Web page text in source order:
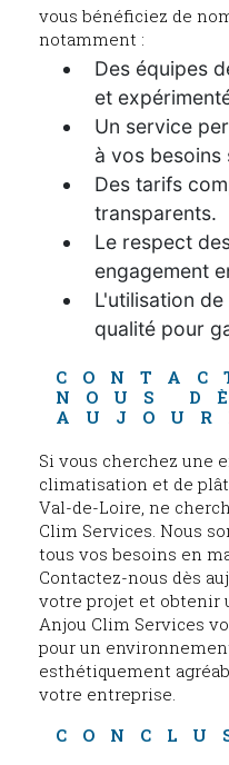
vous bénéficiez de
notamment :
Des équipes
et
Un service
à vos besoins
Des tarifs
transparents.
Le respect
engagement
L'utilisation
qualité pour
NOUS
Si vous cherchez une
climatisation et de
Val-de-Loire, ne
Clim Services. Nous
tous vos besoins en
Contactez-nous dès
votre projet et obtenir
Anjou Clim Services
pour un
esthétiquement
votre entreprise.